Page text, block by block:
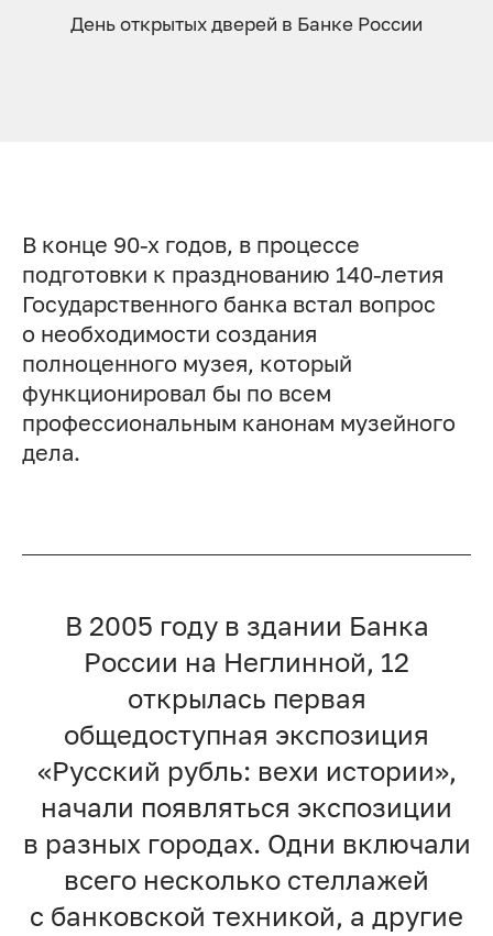
День открытых дверей в Банке России
В конце 90-х годов, в процессе
подготовки к празднованию 140-летия
Государственного банка встал вопрос
о необходимости создания
полноценного музея, который
функционировал бы по всем
профессиональным канонам музейного
дела.
В 2005 году в здании Банка
России на Неглинной, 12
открылась первая
общедоступная экспозиция
«Русский рубль: вехи истории»,
начали появляться экспозиции
в разных городах. Одни включали
всего несколько стеллажей
с банковской техникой, а другие